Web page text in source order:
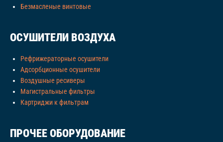
Безмасленые винтовые
ОСУШИТЕЛИ ВОЗДУХА
Рефрижераторные осушители
Адсорбционные осушители
Воздушные ресиверы
Магистральные фильтры
Картриджи к фильтрам
ПРОЧЕЕ ОБОРУДОВАНИЕ